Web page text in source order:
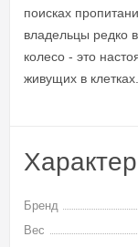
поисках
владельцы редко
колесо - это
живущих в клетках.
Бренд
Вес